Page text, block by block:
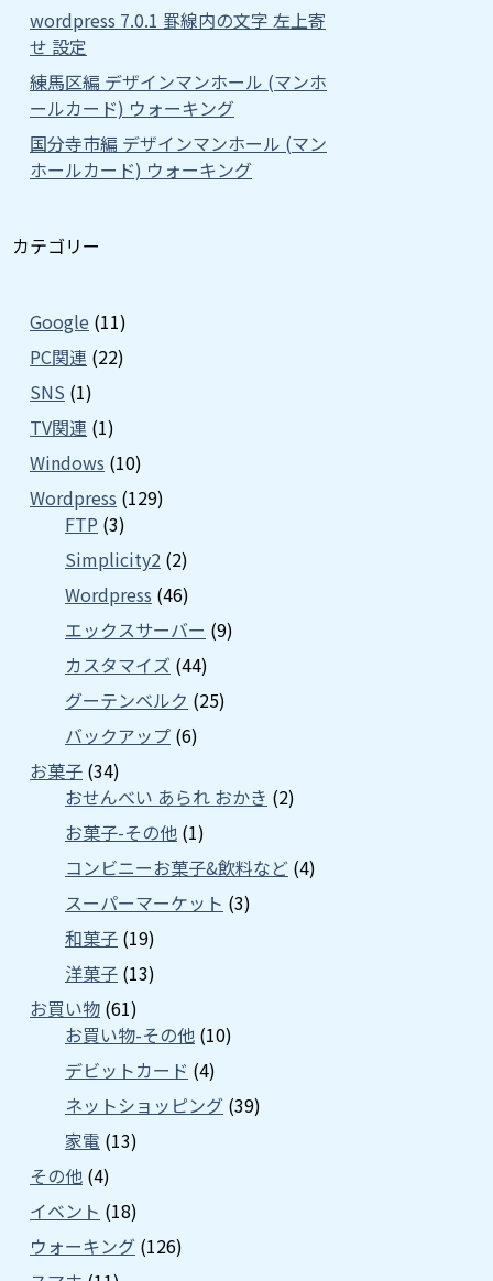
wordpress 7.0.1 罫線内の文字 左上寄
せ 設定
練馬区編 デザインマンホール (マンホ
ールカード) ウォーキング
国分寺市編 デザインマンホール (マン
ホールカード) ウォーキング
カテゴリー
Google (11)
PC関連 (22)
SNS (1)
TV関連 (1)
Windows (10)
Wordpress (129)
FTP (3)
Simplicity2 (2)
Wordpress (46)
エックスサーバー (9)
カスタマイズ (44)
グーテンベルク (25)
バックアップ (6)
お菓子 (34)
おせんべい あられ おかき (2)
お菓子-その他 (1)
コンビニーお菓子&飲料など (4)
スーパーマーケット (3)
和菓子 (19)
洋菓子 (13)
お買い物 (61)
お買い物-その他 (10)
デビットカード (4)
ネットショッピング (39)
家電 (13)
その他 (4)
イベント (18)
ウォーキング (126)